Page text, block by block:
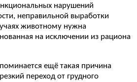
нарушений
неправильной выработки
животному нужна
на исключении из рациона
ещё такая причина
переход от грудного